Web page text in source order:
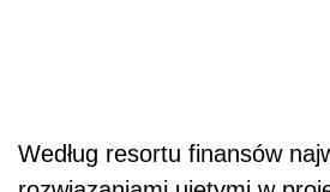
Według resortu finansów